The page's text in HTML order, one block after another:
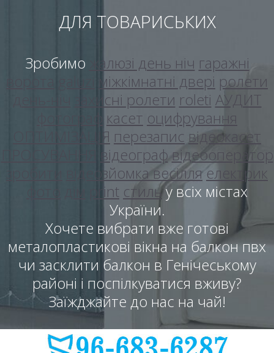
ДЛЯ ТОВАРИСЬКИХ
Зробимо жалюзі день ніч гаражні
galuzi міжкімнатні двері ролети
захисні ролети roleti АУДИТ
фотограф касет оцифрування
ОПТИМІЗАЦІЯ перезапис відеокасет
ПРОСУВАННЯ
відеограф відеооператор
відеозйомка весілля електрик
дім print стильу всіх містах
України.
Хочете вибрати вже готові
металопластикові вікна на балкон пвх
чи засклити балкон в Генічеському
районі і поспілкуватися вживу?
Заїжджайте до нас на чай!